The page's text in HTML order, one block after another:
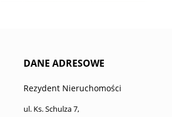
DANE ADRESOWE
Rezydent Nieruchomości
ul. Ks. Schulza 7,